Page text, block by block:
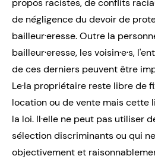
propos racistes, de conflits
de négligence du devoir de
bailleur·eresse. Outre la
bailleur·eresse, les voisin·e·s,
de ces derniers peuvent être
Le·la propriétaire reste libre de
location ou de vente mais cette
la loi. Il·elle ne peut pas utiliser
sélection discriminants ou qui
objectivement et